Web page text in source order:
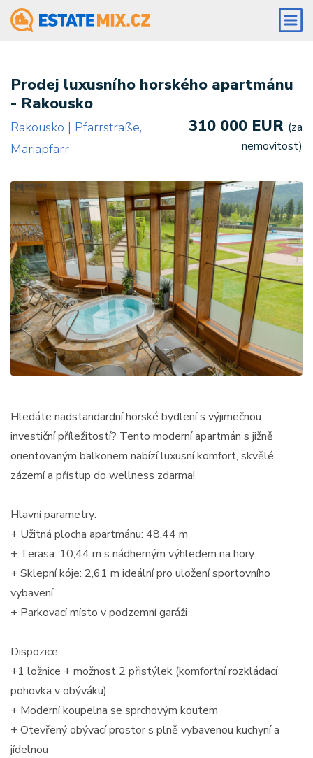
Prodej luxusního horského apartmánu
- Rakousko
Rakousko | Pfarrstraße,
Mariapfarr
310 000 EUR (za
nemovitost)
Hledáte nadstandardní horské bydlení s výjimečnou
investiční příležitostí? Tento moderní apartmán s jižně
orientovaným balkonem nabízí luxusní komfort, skvělé
zázemí a přístup do wellness zdarma!
Hlavní parametry:
+ Užitná plocha apartmánu: 48,44 m
+ Terasa: 10,44 m s nádherným výhledem na hory
+ Sklepní kóje: 2,61 m ideální pro uložení sportovního
vybavení
+ Parkovací místo v podzemní garáži
Dispozice:
+1 ložnice + možnost 2 přistýlek (komfortní rozkládací
pohovka v obýváku)
+ Moderní koupelna se sprchovým koutem
+ Otevřený obývací prostor s plně vybavenou kuchyní a
jídelnou